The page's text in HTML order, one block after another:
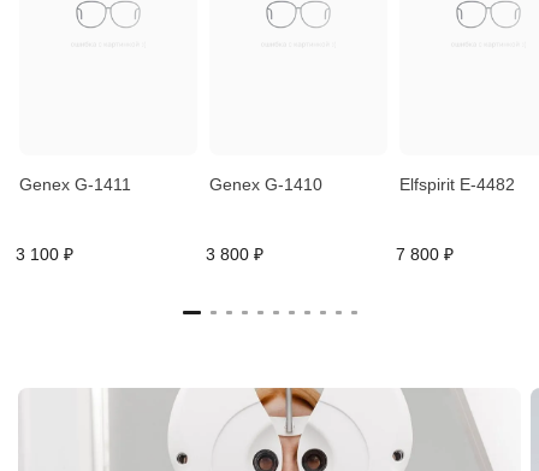
Genex G-1411
3 100 ₽
Genex G-1410
3 800 ₽
Elfspirit E-4482
7 800 ₽